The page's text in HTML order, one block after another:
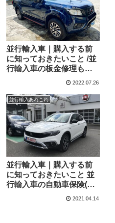
並行輸入車｜購入する前
に知っておきたいこと /並
行輸入車の板金修理もお
任せ！日産ナバラ&シトロ
2022.07.26
並行輸入あれこれ
並行輸入車｜購入する前
に知っておきたいこと 並
行輸入車の自動車保険(車
両保険)加入/ フィアット
2021.04.14